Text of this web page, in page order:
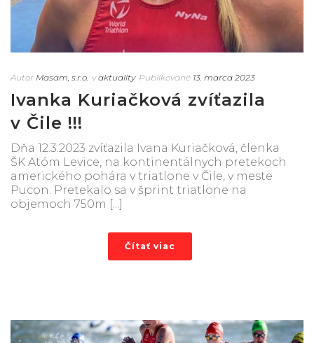
Autor Masam, s.r.o. v aktuality Publikované 13. marca 2023
Ivanka Kuriačková zvíťazila
v Čile !!!
Dňa 12.3.2023 zvíťazila Ivana Kuriačková, členka
ŠK Atóm Levice, na kontinentálnych pretekoch
amerického pohára v triatlone v Čile, v meste
Pucon. Pretekalo sa v šprint triatlone na
objemoch 750m [...]
Čítať viac